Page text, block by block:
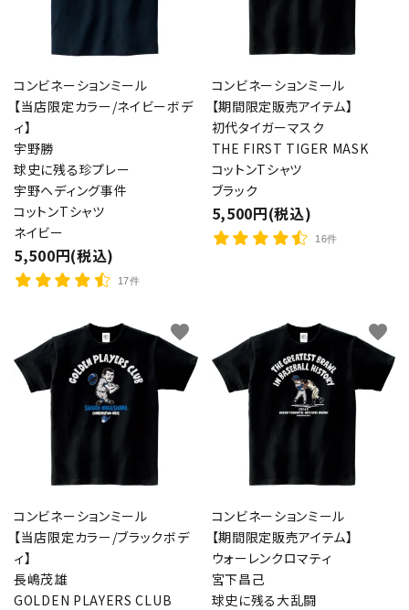
コンビネーションミール
【当店限定カラー/ネイビーボデ
ィ】
宇野勝
球史に残る珍プレー
宇野ヘディング事件
コットンTシャツ
ネイビー
5,500円(税込)
17件
コンビネーションミール
【期間限定販売アイテム】
初代タイガーマスク
THE FIRST TIGER MASK
コットンTシャツ
ブラック
5,500円(税込)
16件
コンビネーションミール
【当店限定カラー/ブラックボデ
ィ】
長嶋茂雄
GOLDEN PLAYERS CLUB
favorite
コンビネーションミール
【期間限定販売アイテム】
ウォーレンクロマティ
宮下昌己
球史に残る大乱闘
favorite